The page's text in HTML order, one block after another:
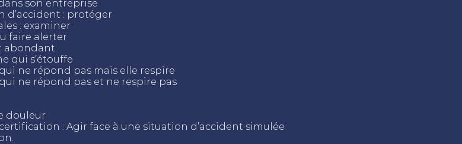
son entreprise
d’accident : protéger
: examiner
faire alerter
abondant
qui s’étouffe
ne répond pas mais elle respire
ne répond pas et ne respire pas
douleur
: Agir face à une situation d’accident simulée